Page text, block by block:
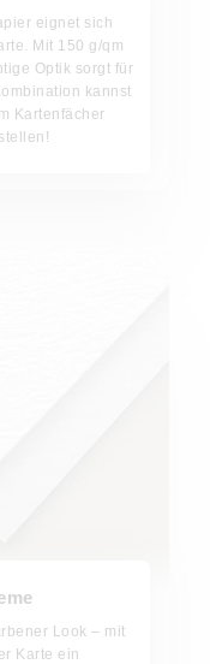
eignet sich
Mit 150 g/qm
Optik sorgt für
kannst
Kartenfächer
Look – mit
Karte ein